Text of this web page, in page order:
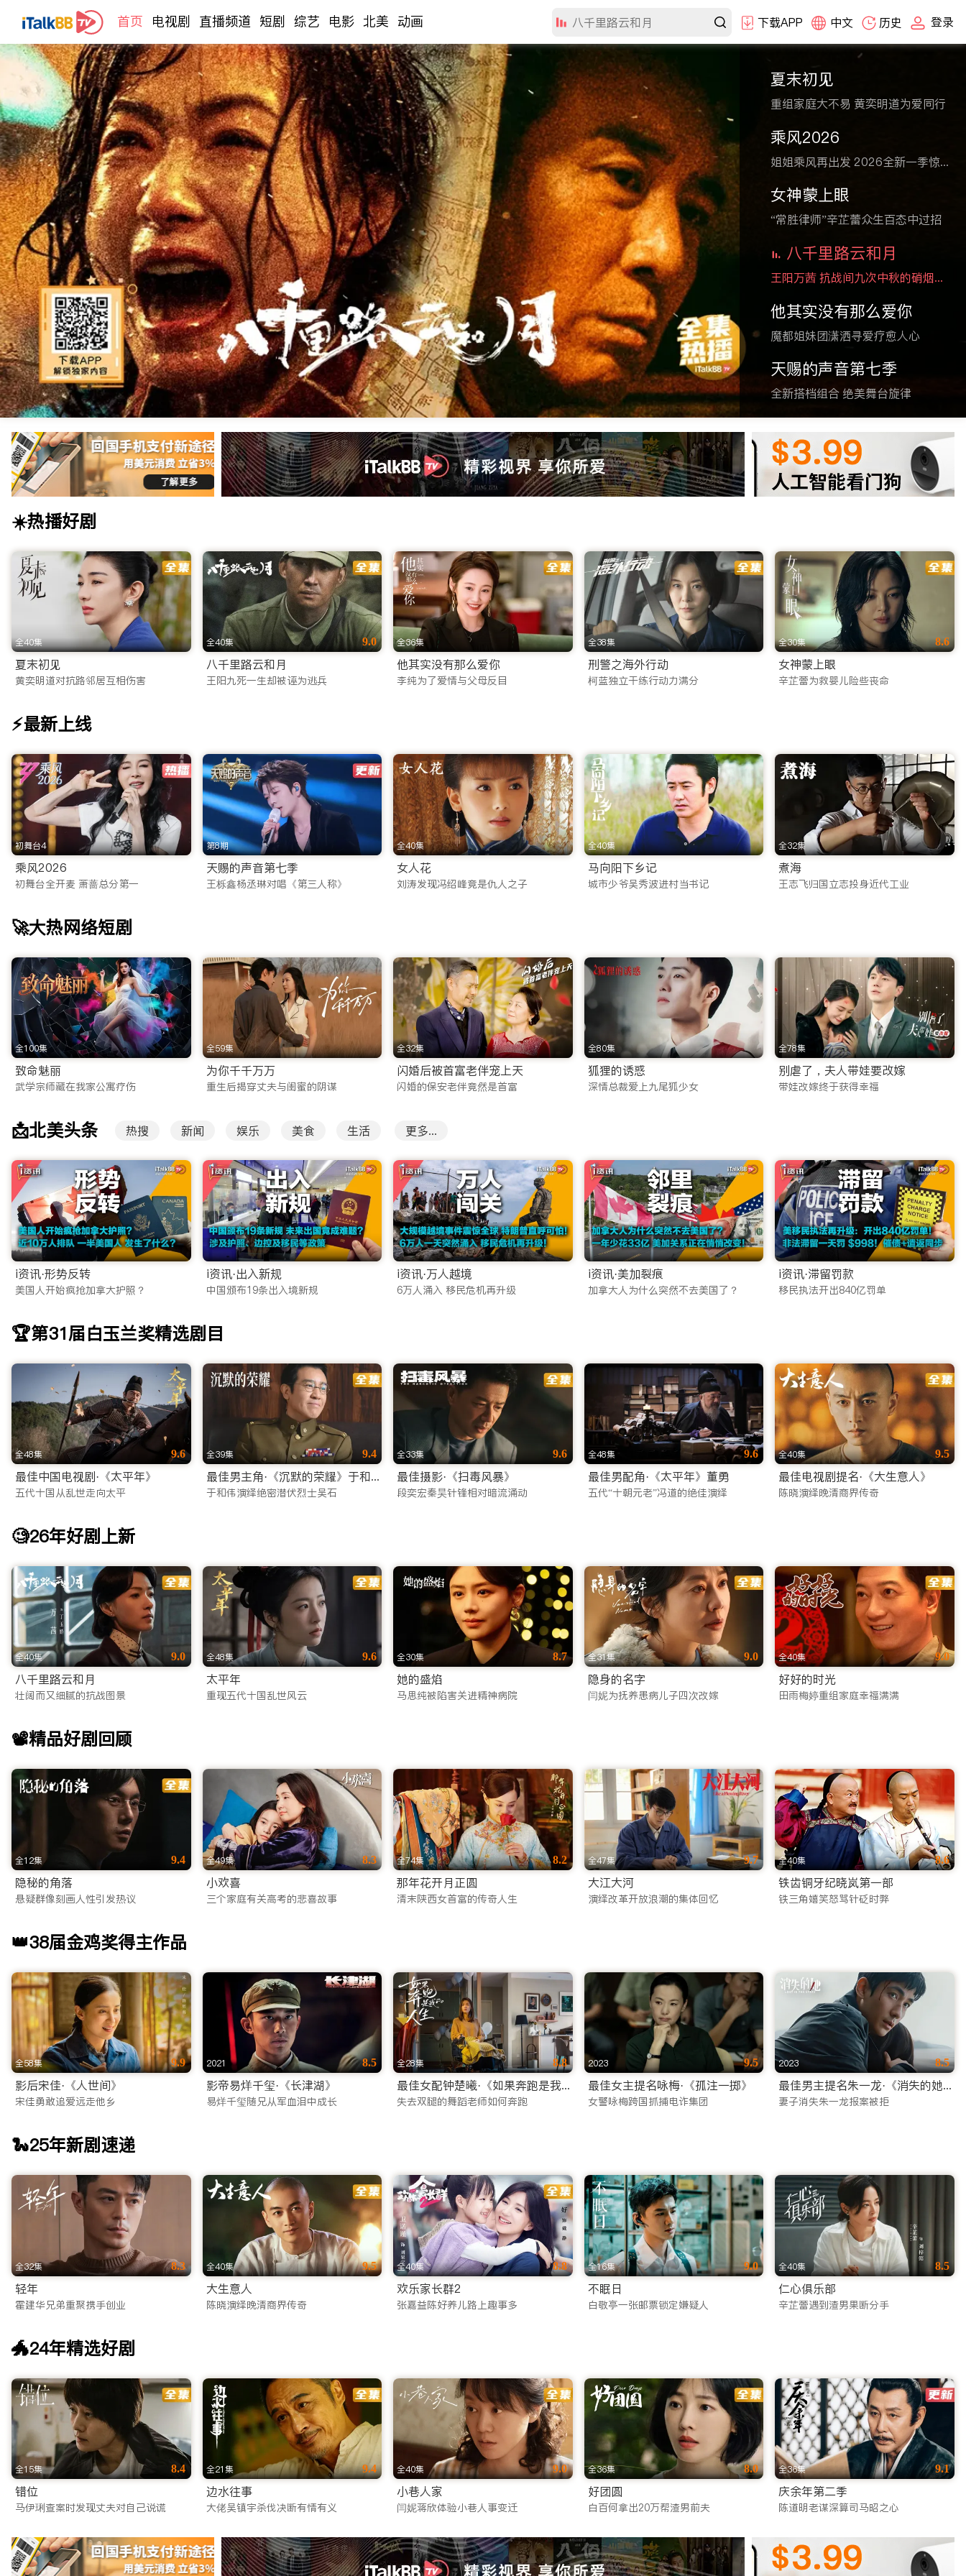
首页 电视剧 直播频道 短剧 综艺 电影 北美 动画 下载APP 中文 历史 登录
夏末初见
重组家庭大不易 黄奕明道为爱同行
乘风2026
姐姐乘风再出发 2026全新一季惊艳舞台
女神蒙上眼
“常胜律师”辛芷蕾众生百态中过招
八千里路云和月
王阳万茜 抗战间九次中秋的硝烟与炊烟
他其实没有那么爱你
魔都姐妹团潇洒寻爱疗愈人心
天赐的声音第七季
全新搭档组合 绝美舞台旋律
第三批文章
ITalkBB TV是专为海外华人打造的免费影视App及视频网站。提供2025最新大陆电视剧、电影、综艺及央视卫视直播。高清画质无卡顿，实时同步国内追剧。无需翻墙，立即访问网址或下载
App，畅享线上看剧乐趣！
ITalkBB TV：海外华人影视网站的首选，连接您与家乡的视听桥梁
身在异国他乡，最让海外游子牵挂的往往是那一口熟悉的乡音和家乡的文化脉搏。作为专为北美及全球用户量身打造的海外华人影视网站，iTalkBB TV 深知您的需求。我们致力于解决海外版
权限制、视频卡顿和资源匮乏等痛点，为您提供一个拥有海量正版资源、高清流畅播放体验的海外看剧网址。无论您身处何地，只需轻轻一点，即可开启您的海外华人追剧之旅，让乡愁在光影
中得到慰藉。
一站式满足：从iTalkBB TV App到网页端的无缝体验
为了适应现代快节奏的生活方式，我们不仅优化了网页端体验，更重磅推出了功能强大的 iTalkBB TV App。这不仅仅是一款普通的线上看剧app，更是您口袋里的移动娱乐中心。
离线缓存：作为一款贴心的免费电视剧app，我们支持视频下载功能，让您在通勤、飞行或无网络环境下也能畅享海外华人影视app带来的精彩内容。
投屏功能：一键投屏至电视，瞬间将客厅变身家庭影院，与家人共享大屏观影乐趣。
海量片库：2025最新电视剧在线网站流量密码
ITalkBB TV 汇聚了全网最全的海外华人影视资源，且每日实时更新。为了满足不同年龄层和兴趣爱好的观众，我们精心构建了多元化的内容矩阵，涵盖了搜索热度极高的各类题材：
1. 热门大陆电视剧矩阵
我们是您寻找电视剧在线网站的最佳归宿。无论您偏好哪种类型，这里都有：
古装权谋与仙侠：收录了2025年最新的古装大制作。从庙堂之高的权谋博弈，到江湖之远的快意恩仇，再到唯美虐心的仙侠绝恋，满足您对东方美学的所有幻想。
都市情感与职场：聚焦现代都市生活，涵盖职场逆袭、家庭伦理、甜蜜恋爱等题材，深度剖析当代人的情感世界，引发海外华人的强烈共鸣。
悬疑刑侦与谍战：专为喜爱烧脑剧情的观众准备，高能反转的探案剧和紧张刺激的谍战剧，让您欲罢不能。
2. 高清院线电影点播
无需前往电影院，iTalkBB TV 为您同步国内院线大片。无论是春节档的合家欢喜剧、国庆档的主旋律大片，还是口碑爆棚的文艺片和动作片，您都能在这里找到。我们提供高清画质，确保每
一帧画面都清晰细腻，是您周末休闲的线上看剧网站推荐首选。
3. 爆款综艺与少儿动画
除了影视剧，我们还引进了国内各大卫视和视频平台的S级综艺节目。热门的真人秀、音乐竞演、脱口秀等节目零时差上线，让您紧跟国内流行话题。同时，专门为海外华裔儿童打造的少儿动
画板块，精选优质国漫，寓教于乐，帮助孩子学习中文，传承中华文化。
除了点播内容，iTalkBB TV 的另一大核心特色是提供极其稳定的海外网络电视直播服务。我们深知直播信号对海外用户的重要性，因此投入巨资优化传输线路。
央视/卫视全覆盖：支持CCTV-1、CCTV-4等央视核心频道，以及湖南卫视、浙江卫视、东方卫视等一线地方卫视。
大型晚会同步：无论是备受瞩目的春节联欢晚会，还是各大卫视的跨年演唱会、中秋晚会，您都可以通过华人直播功能，与国内亲友共同倒数，共度佳节。
实时新闻资讯：早间新闻、新闻联播实时传送，让您不错过任何一条国内重磅资讯，紧跟时代脉搏。
为什幺iTalkBB TV是您值得信赖的海外华人视频网站？
在盗版横行、广告满天飞的互联网环境中，坚持做正版、高清、无广告打扰的海外华人视频网站是一条艰难但正确的路。iTalkBB TV 承诺：
我们所有的内容均获得正版授权，这不仅保障了您的观看体验不会因版权投诉而中断，更是对影视创作者的尊重。我们的技术团队针对海外网络环境进行了深度CDN加速，无论您是在北美、
还在苦苦寻找靠谱的海外看剧平台？不要犹豫，立即访问 iTalkBB TV 官网或下载 App。这里不仅有看不完的好剧，更有连接全球华人的温情。让我们成为您海外生活中不可或缺的娱乐伙伴，
☀️热播好剧
全40集
夏末初见
黄奕明道对抗路邻居互相伤害
全40集 9.0
八千里路云和月
王阳九死一生却被诬为逃兵
全36集
他其实没有那么爱你
李纯为了爱情与父母反目
全38集
刑警之海外行动
柯蓝独立干练行动力满分
全30集 8.6
女神蒙上眼
辛芷蕾为救婴儿险些丧命
⚡最新上线
初舞台4
乘风2026
初舞台全开麦 萧蔷总分第一
第8期
天赐的声音第七季
王栎鑫杨丞琳对唱《第三人称》
全40集
女人花
刘涛发现冯绍峰竟是仇人之子
全40集
马向阳下乡记
城市少爷吴秀波进村当书记
全32集
煮海
王志飞归国立志投身近代工业
🚀大热网络短剧
全100集
致命魅丽
武学宗师藏在我家公寓疗伤
全59集
为你千千万万
重生后揭穿丈夫与闺蜜的阴谋
全32集
闪婚后被首富老伴宠上天
闪婚的保安老伴竟然是首富
全80集
狐狸的诱惑
深情总裁爱上九尾狐少女
全78集
别虐了，夫人带娃要改嫁
带娃改嫁终于获得幸福
📩北美头条 热搜 新闻 娱乐 美食 生活 更多...
i资讯·形势反转
美国人开始疯抢加拿大护照？
i资讯·出入新规
中国颁布19条出入境新规
i资讯·万人越境
6万人涌入 移民危机再升级
i资讯·美加裂痕
加拿大人为什么突然不去美国了？
i资讯·滞留罚款
移民执法开出840亿罚单
🏆第31届白玉兰奖精选剧目
全48集 9.6
最佳中国电视剧·《太平年》
五代十国从乱世走向太平
全39集 9.4
最佳男主角·《沉默的荣耀》于和伟
于和伟演绎绝密潜伏烈士吴石
全33集 9.6
最佳摄影·《扫毒风暴》
段奕宏秦昊针锋相对暗流涌动
全48集 9.6
最佳男配角·《太平年》董勇
五代“十朝元老”冯道的绝佳演绎
全40集 9.5
最佳电视剧提名·《大生意人》
陈晓演绎晚清商界传奇
🧐26年好剧上新
全40集 9.0
八千里路云和月
壮阔而又细腻的抗战图景
全48集 9.6
太平年
重现五代十国乱世风云
全30集 8.7
她的盛焰
马思纯被陷害关进精神病院
全31集 9.0
隐身的名字
闫妮为抚养患病儿子四次改嫁
全40集 9.0
好好的时光
田雨梅婷重组家庭幸福满满
📽️精品好剧回顾
全12集 9.4
隐秘的角落
悬疑群像刻画人性引发热议
全49集 8.3
小欢喜
三个家庭有关高考的悲喜故事
全74集 8.2
那年花开月正圆
清末陕西女首富的传奇人生
全47集 9.7
大江大河
演绎改革开放浪潮的集体回忆
全40集 8.6
铁齿铜牙纪晓岚第一部
铁三角嬉笑怒骂针砭时弊
👑38届金鸡奖得主作品
全58集 9.9
影后宋佳·《人世间》
宋佳勇敢追爱远走他乡
2021 8.5
影帝易烊千玺·《长津湖》
易烊千玺随兄从军血泪中成长
全28集 8.8
最佳女配钟楚曦·《如果奔跑是我的人生》
失去双腿的舞蹈老师如何奔跑
2023 9.5
最佳女主提名咏梅·《孤注一掷》
女警咏梅跨国抓捕电诈集团
2023 8.5
最佳男主提名朱一龙·《消失的她》
妻子消失朱一龙报案被拒
🐍25年新剧速递
全32集 8.3
轻年
霍建华兄弟重聚携手创业
全40集 9.5
大生意人
陈晓演绎晚清商界传奇
全40集 8.8
欢乐家长群2
张嘉益陈好养儿路上趣事多
全16集 9.0
不眠日
白敬亭一张邮票锁定嫌疑人
全40集 8.5
仁心俱乐部
辛芷蕾遇到渣男果断分手
🐲24年精选好剧
全15集 8.4
错位
马伊琍查案时发现丈夫对自己说谎
全21集 9.4
边水往事
大佬吴镇宇杀伐决断有情有义
全40集 9.0
小巷人家
闫妮蒋欣体验小巷人事变迁
全36集 8.0
好团圆
白百何拿出20万帮渣男前夫
全36集 9.1
庆余年第二季
陈道明老谋深算司马昭之心